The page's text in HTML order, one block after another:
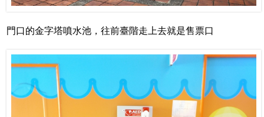
門口的金字塔噴水池，往前臺階走上去就是售票口